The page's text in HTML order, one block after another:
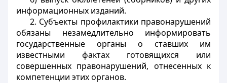
информационных изданий.
2. Субъекты профилактики правонарушений
обязаны незамедлительно информировать
государственные органы о ставших им
известными фактах готовящихся или
совершенных правонарушений, отнесенных к
компетенции этих органов.